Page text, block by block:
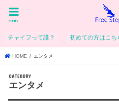
menu
チャイフって誰？ 初めての方はこち
HOME エンタメ
エンタメ